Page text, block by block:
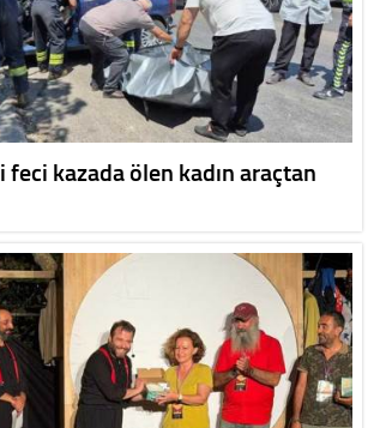
kazada ölen kadın araçtan